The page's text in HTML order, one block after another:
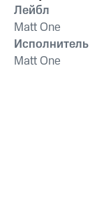
Лейбл
Matt One
Исполнитель
Matt One